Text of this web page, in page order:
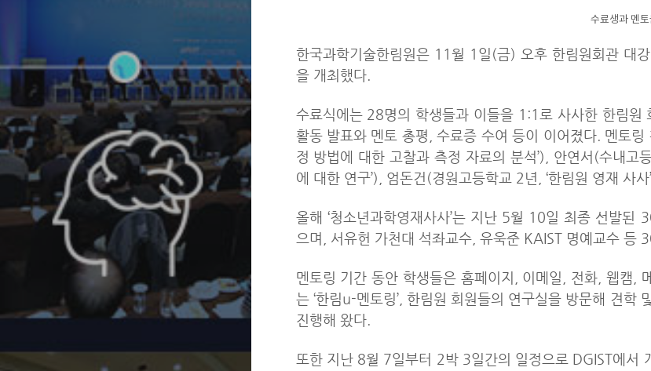
수료생과 멘
한국과학기술한림원은 11월 1일(금) 오후 한림원회관 대
을 개최했다.
수료식에는 28명의 학생들과 이들을 1:1로 사사한 한림원
활동 발표와 멘토 총평, 수료증 수여 등이 이어졌다. 멘토
정 방법에 대한 고찰과 측정 자료의 분석’), 안연서(수내고
에 대한 연구’), 엄돈건(경원고등학교 2년, ‘한림원 영재 사
올해 ‘청소년과학영재사사’는 지난 5월 10일 최종 선발
으며, 서유헌 가천대 석좌교수, 유욱준 KAIST 명예교수 등
멘토링 기간 동안 학생들은 홈페이지, 이메일, 전화, 웹캠,
는 ‘한림u-멘토링’, 한림원 회원들의 연구실을 방문해 견학
진행해 왔다.
또한 지난 8월 7일부터 2박 3일간의 일정으로 DGIST에서